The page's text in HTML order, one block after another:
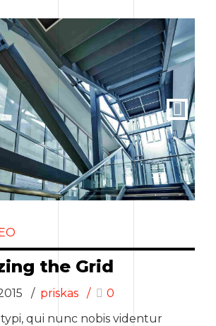
the Grid
priskas
0
qui nunc nobis videntur